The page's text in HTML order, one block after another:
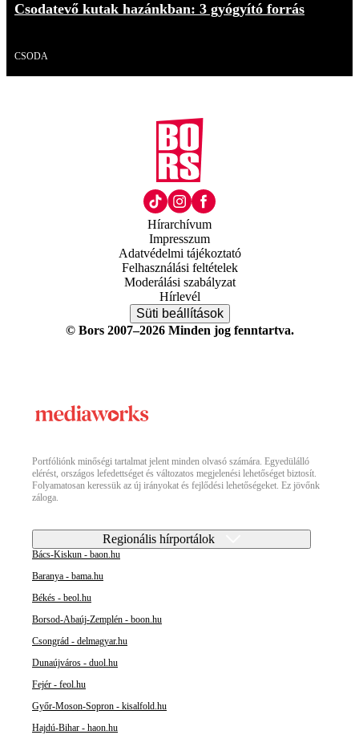
Csodatevő kutak hazánkban: 3 gyógyító forrás
CSODA
Hírarchívum
Impresszum
Adatvédelmi tájékoztató
Felhasználási feltételek
Moderálási szabályzat
Hírlevél
Süti beállítások
© Bors 2007–2026 Minden jog fenntartva.
Portfóliónk minőségi tartalmat jelent minden olvasó számára. Egyedülálló
elérést, országos lefedettséget és változatos megjelenési lehetőséget biztosít.
Folyamatosan keressük az új irányokat és fejlődési lehetőségeket. Ez jövőnk
záloga.
Regionális hírportálok
Bács-Kiskun - baon.hu
Baranya - bama.hu
Békés - beol.hu
Borsod-Abaúj-Zemplén - boon.hu
Csongrád - delmagyar.hu
Dunaújváros - duol.hu
Fejér - feol.hu
Győr-Moson-Sopron - kisalfold.hu
Hajdú-Bihar - haon.hu